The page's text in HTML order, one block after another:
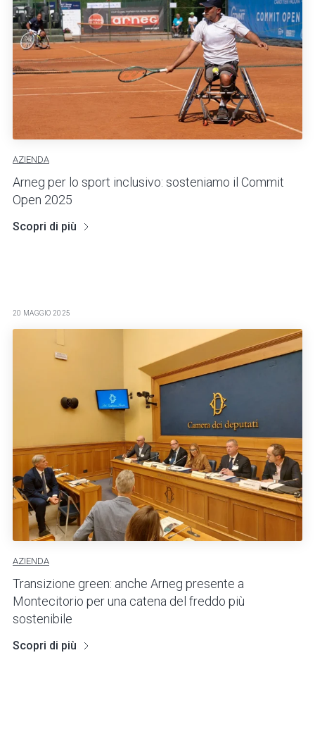
AZIENDA
Arneg per lo sport inclusivo: sosteniamo il Commit
Open 2025
Scopri di più
20 MAGGIO 2025
AZIENDA
Transizione green: anche Arneg presente a
Montecitorio per una catena del freddo più
sostenibile
Scopri di più